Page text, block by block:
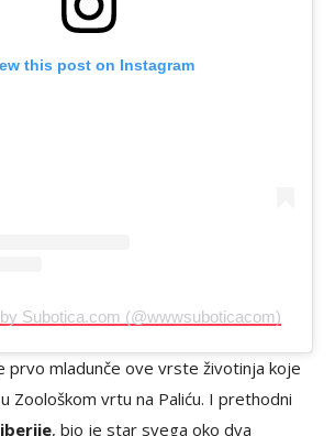
this post on Instagram
Subotica.com (@wwwsuboticacom)
prvo mladunče ove vrste životinja koje
Zoološkom vrtu na Paliću. I prethodni
, bio je star svega oko dva